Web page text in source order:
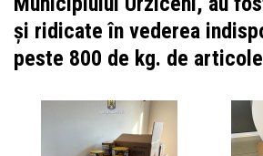
și ridicate în vederea
peste 800 de kg. de